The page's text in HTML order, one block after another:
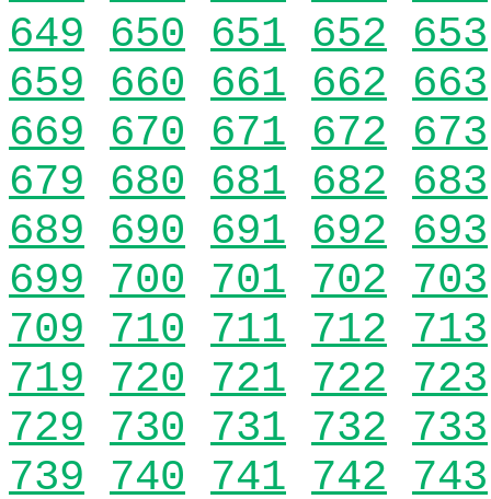
649 650 651 652 653
659 660 661 662 663
669 670 671 672 673
679 680 681 682 683
689 690 691 692 693
699 700 701 702 703
709 710 711 712 713
719 720 721 722 723
729 730 731 732 733
739 740 741 742 743